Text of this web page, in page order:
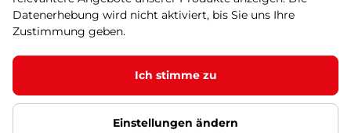
Dieses Produkt ist nicht mehr in unserem
Angebot. Wählen Sie bitte eine der Alternativen
Informationen zu Elektro-
und Elektonikgeräten
© 2026 SEVEN SPORT s.r.o Alle Rechte vorbehalten1
Datenerhebung wird nicht aktiviert, bis Sie uns Ihre
Zustimmung geben.
Ich stimme zu
Einstellungen ändern